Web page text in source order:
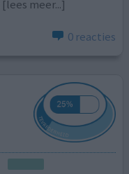
[lees meer...]
0 reacties